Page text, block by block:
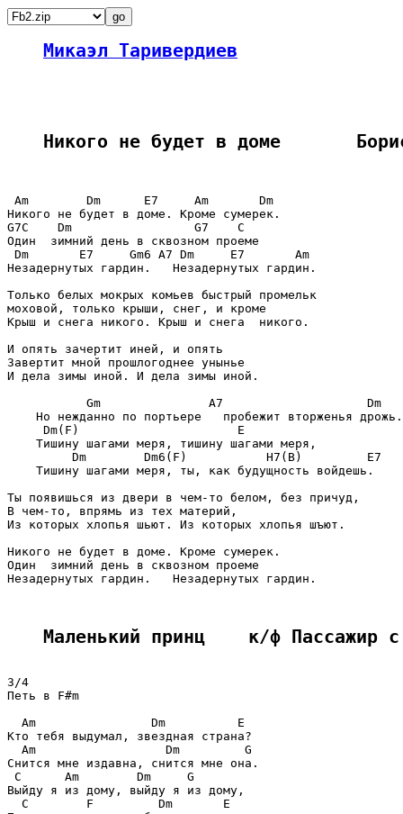
Микаэл Таривердиев
Никого не будет в доме
Am        Dm      E7     Am       Dm
Никого не будет в доме. Кроме сумерек.
G7C    Dm                 G7    C
Один  зимний день в сквозном проеме
Dm       E7     Gm6 A7 Dm     E7       Am
Незадернутых гардин.   Незадернутых гардин.
Только белых мокрых комьев быстрый промельк
моховой, только крыши, снег, и кроме
Крыш и снега никого. Крыш и снега  никого.
И опять зачертит иней, и опять
Завертит мной прошлогоднее унынье
И дела зимы иной. И дела зимы иной.
           Gm               A7                    Dm
    Но нежданно по портьере   пробежит вторженья дрожь.
     Dm(F)                      E
    Тишину шагами меря, тишину шагами меря,
         Dm        Dm6(F)           H7(B)         E7
    Тишину шагами меря, ты, как будущность войдешь.
Ты появишься из двери в чем-то белом, без причуд,
В чем-то, впрямь из тех материй,
Из которых хлопья шьют. Из которых хлопья шъют.
Никого не будет в доме. Кроме сумерек.
Один  зимний день в сквозном проеме
Незадернутых гардин.   Незадернутых гардин.
Маленький принц    к/ф Пассажир
3/4
Петь в F#m
  Am                Dm          E
Кто тебя выдумал, звездная страна?
  Am                  Dm         G
Снится мне издавна, снится мне она.
C      Am        Dm     G
Выйду я из дому, выйду я из дому,
  C        F         Dm       E